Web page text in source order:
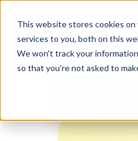
This website stores cookies on
services to you, both on this
We won't track your
so that you're not asked to